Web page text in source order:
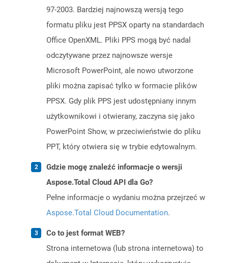
97-2003. Bardziej najnowszą wersją tego
formatu pliku jest PPSX oparty na standardach
Office OpenXML. Pliki PPS mogą być nadal
odczytywane przez najnowsze wersje
Microsoft PowerPoint, ale nowo utworzone
pliki można zapisać tylko w formacie plików
PPSX. Gdy plik PPS jest udostępniany innym
użytkownikowi i otwierany, zaczyna się jako
PowerPoint Show, w przeciwieństwie do pliku
PPT, który otwiera się w trybie edytowalnym.
Gdzie mogę znaleźć informacje o wersji
Aspose.Total Cloud API dla Go?
Pełne informacje o wydaniu można przejrzeć w
Aspose.Total Cloud Documentation.
Co to jest format WEB?
Strona internetowa (lub strona internetowa) to